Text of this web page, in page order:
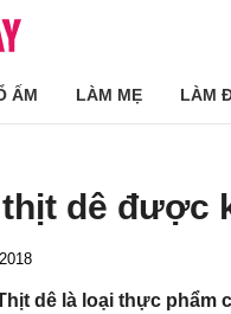
ẤM LÀM MẸ LÀM
dê được
dê là loại thực